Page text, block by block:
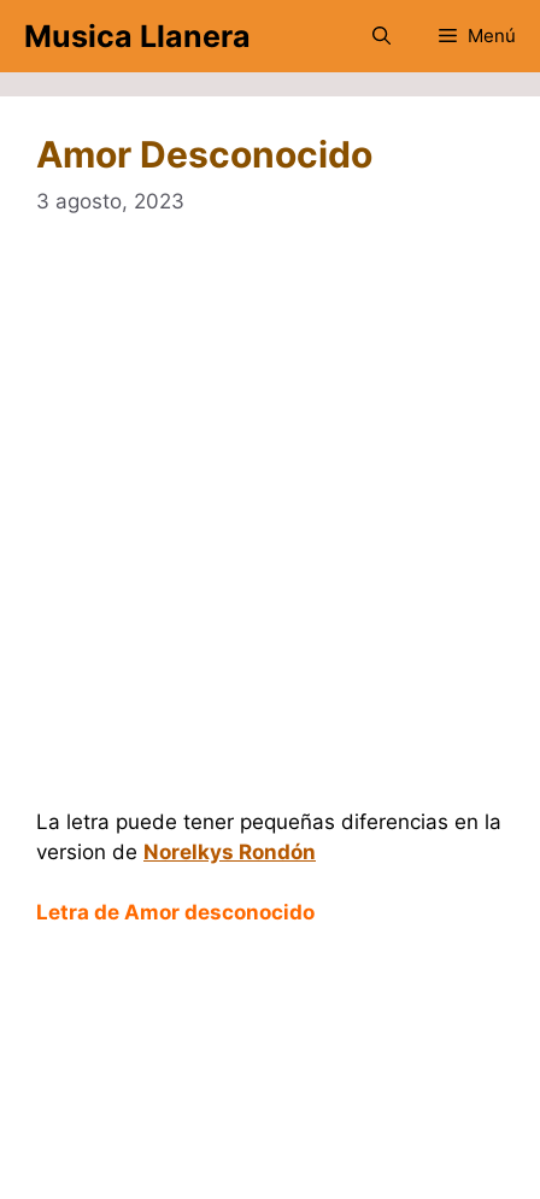
contenido
Musica Llanera Menú
Amor Desconocido
3 agosto, 2023
La letra puede tener pequeñas diferencias en la
version de Norelkys Rondón
Letra de Amor desconocido